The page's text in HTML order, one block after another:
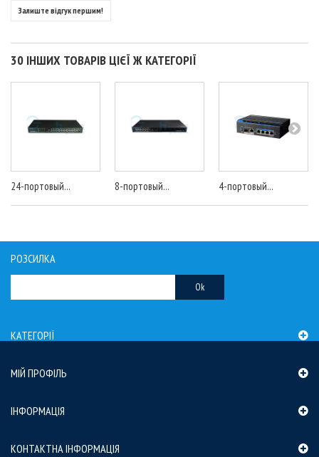
Залиште відгук першим!
30 ІНШИХ ТОВАРІВ ЦІЄЇ Ж КАТЕГОРІЇ
24-портовый... 8-портовый... 4-портовый...
РОЗСИЛКА
Ok
КАТЕГОРІЇ
МІЙ ПРОФІЛЬ
ІНФОРМАЦІЯ
КОНТАКТНА ІНФОРМАЦІЯ